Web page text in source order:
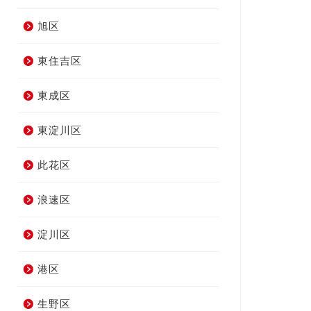
旭区
東住吉区
東成区
東淀川区
此花区
浪速区
淀川区
港区
生野区